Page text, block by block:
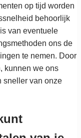
op tijd worden
behoorlijk
van eventuele
ons de
te nemen. Door
kunnen we ons
sneller van onze